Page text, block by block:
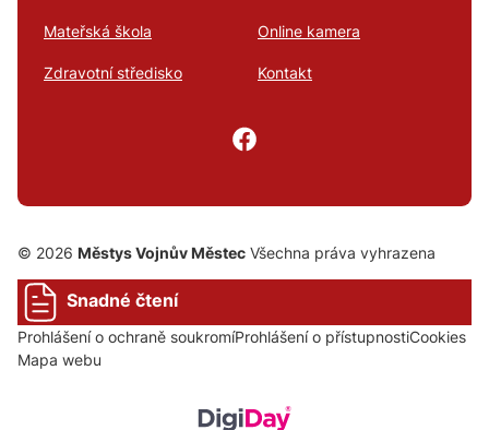
Mateřská škola Online kamera
Zdravotní středisko Kontakt
© 2026 Městys Vojnův Městec Všechna práva vyhrazena
Snadné čtení
Prohlášení o ochraně soukromíProhlášení o přístupnostiCookies
Mapa webu